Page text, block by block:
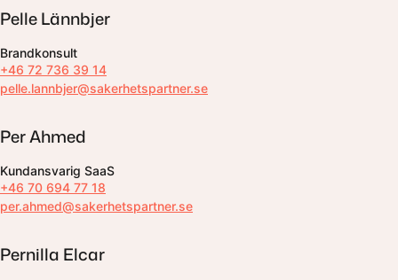
Pelle Lännbjer
Brandkonsult
+46 72 736 39 14
pelle.lannbjer@sakerhetspartner.se
Per Ahmed
Kundansvarig SaaS
+46 70 694 77 18
per.ahmed@sakerhetspartner.se
Pernilla Elcar